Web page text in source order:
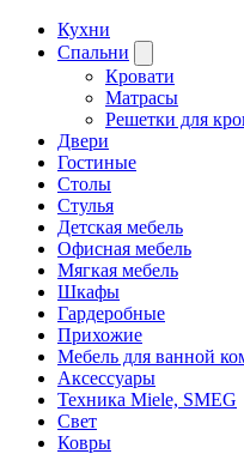
Кухни
Спальни
Кровати
Матрасы
Решетки для
Двери
Гостиные
Столы
Стулья
Детская мебель
Офисная мебель
Мягкая мебель
Шкафы
Гардеробные
Прихожие
Мебель для ванной
Аксессуары
Техника Miele, SMEG
Свет
Ковры